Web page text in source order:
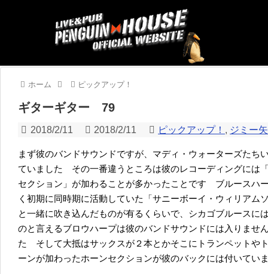
ホーム ピックアップ！
ギターギター 79
2018/2/11 2018/2/11 ピックアップ！ , ジミー
まず彼のバンドサウンドですが、マディ・ウォーターズたち
ていました その一番違うところは彼のレコーディングには
セクション」が加わることが多かったことです ブルースハ
く初期に同時期に活動していた「サニーボーイ・ウィリアム
と一緒に吹き込んだものが有るくらいで、シカゴブルースに
のと言えるブロウハープは彼のバンドサウンドには入りませ
た そして大抵はサックスが２本とかそこにトランペットや
ーンが加わったホーンセクションが彼のバックには付いてい